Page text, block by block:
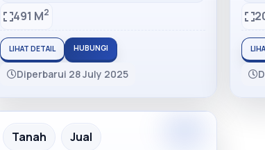
491 M2
LIHAT DETAIL HUBUNGI
Diperbarui 28 July 2025
Recommended
Tanah Jual